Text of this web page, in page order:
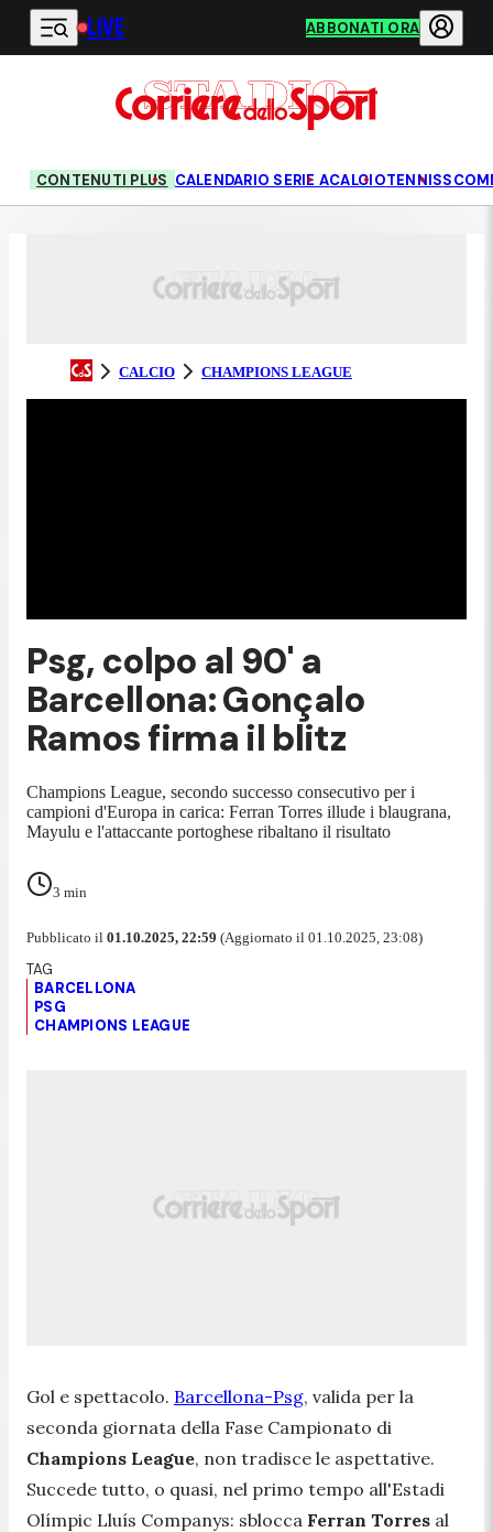
Vai al contenuto principale
LIVE ABBONATI ORA
CONTENUTI PLUS CALENDARIO SERIE ACALCIOTENNIS
CALCIO CHAMPIONS LEAGUE
Psg, colpo al 90' a
Barcellona: Gonçalo
Ramos firma il blitz
Champions League, secondo successo consecutivo per i
campioni d'Europa in carica: Ferran Torres illude i blaugrana,
Mayulu e l'attaccante portoghese ribaltano il risultato
3 min
Pubblicato il 01.10.2025, 22:59 (Aggiornato il 01.10.2025, 23:08)
BARCELLONA
PSG
CHAMPIONS LEAGUE
Gol e spettacolo. Barcellona-Psg, valida per la
seconda giornata della Fase Campionato di
Champions League, non tradisce le aspettative.
Succede tutto, o quasi, nel primo tempo all'Estadi
Olímpic Lluís Companys: sblocca Ferran Torres al